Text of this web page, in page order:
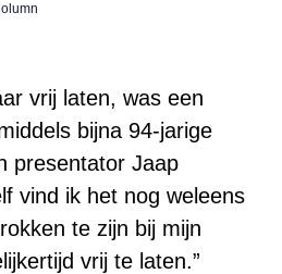
vrij laten, was een
bijna 94-jarige
presentator Jaap
vind ik het nog weleens
te zijn bij mijn
vrij te laten.”